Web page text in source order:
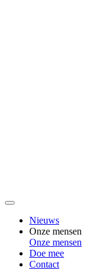
Nieuws
Onze mensen
Onze mensen
Doe mee
Contact